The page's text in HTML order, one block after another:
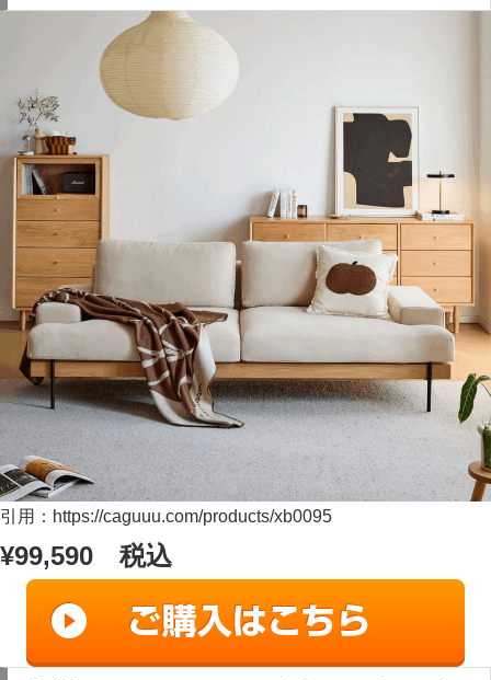
引用：https://caguuu.com/products/xb0095
¥99,590 税込